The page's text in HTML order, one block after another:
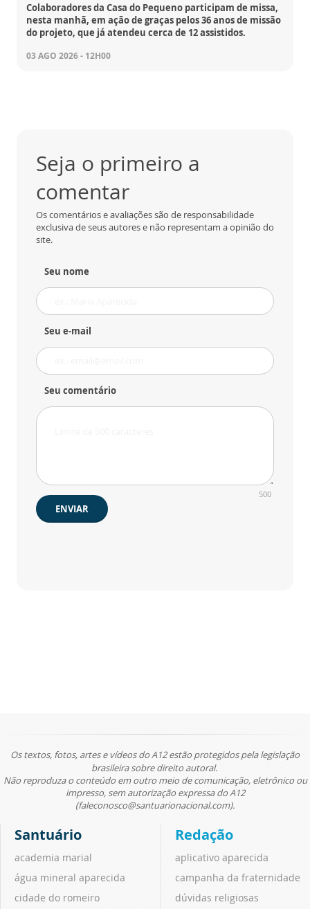
Colaboradores da Casa do Pequeno participam de missa,
nesta manhã, em ação de graças pelos 36 anos de missão
do projeto, que já atendeu cerca de 12 assistidos.
03 AGO 2026 - 12H00
Seja o primeiro a
comentar
Os comentários e avaliações são de responsabilidade
exclusiva de seus autores e não representam a opinião do
site.
Seu nome
Seu e-mail
Seu comentário
500
ENVIAR
Os textos, fotos, artes e vídeos do A12 estão protegidos pela legislação
brasileira sobre direito autoral.
Não reproduza o conteúdo em outro meio de comunicação, eletrônico ou
impresso, sem autorização expressa do A12
(faleconosco@santuarionacional.com).
Santuário
academia marial
água mineral aparecida
cidade do romeiro
Redação
aplicativo aparecida
campanha da fraternidade
dúvidas religiosas